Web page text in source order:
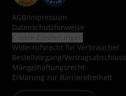
AGB/Impressum
Datenschutzhinweise
Widerrufsrecht für Verbraucher
Bestellvorgang/Vertragsabschluss
Mängelhaftungsrecht
Erklärung zur Barrierefreiheit